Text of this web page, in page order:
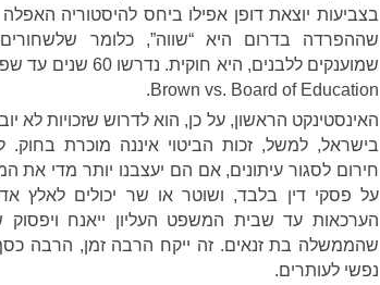
בצביעות יוצאת דופן אפילו ביחס להיסטוריה
שההפרדה בדרום היא “שווה”, כלומר
שמוענקים ללבנים,
Brown vs. Board of Education.
האינסטינקט הראשון, על כן, הוא לדרוש שזכויות לא
בישראל, למשל, זכות הביטוי איננה מוכרת בחוק.
חירום לסגור עיתונים, אם הם יעצבנו יותר מדי את
על פסקי דין בלבד, ושוטר או שר יכולים לאלץ
הערכאות עד שבית המשפט העליון ייאנח
שהממשלה בת זנאים. זה ייקח הרבה זמן, הרבה
נפשי לעותרים.